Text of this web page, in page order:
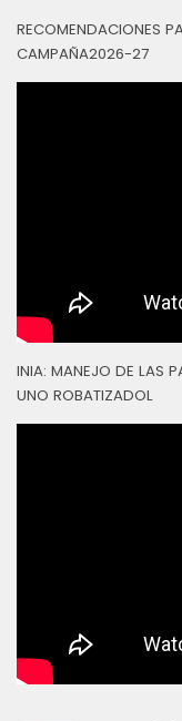
RECOMENDACIONES
CAMPAÑA2026-27
INIA: MANEJO DE LAS
UNO ROBATIZADOL